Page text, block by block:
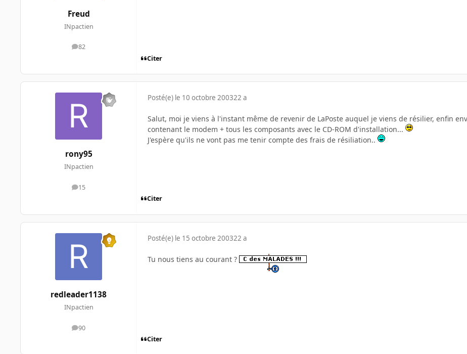
Freud
INpactien
82
messages
Citer
rony95
INpactien
15
messages
Posté(e) le 10 octobre 200322 a
Salut, moi je viens à l'instant même de revenir de LaPoste auquel je viens de résilier, enfin
contenant le modem + tous les composants avec le CD-ROM d'installation...
J'espère qu'ils ne vont pas me tenir compte des frais de résiliation..
Citer
redleader1138
INpactien
90
messages
Posté(e) le 15 octobre 200322 a
Tu nous tiens au courant ?
Citer